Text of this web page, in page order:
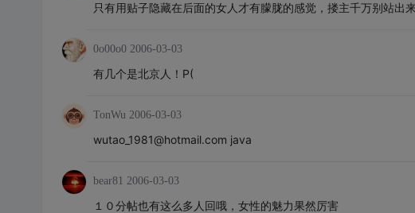
只有用贴子隐藏在后面的女人才有朦胧的感觉，搂主千万别站出
0o00o0 2006-03-03
有几个是北京人！P(
TonWu 2006-03-03
wutao_1981@hotmail.com java
bear81 2006-03-03
１０分帖也有这么多人回哦，女性的魅力果然厉害